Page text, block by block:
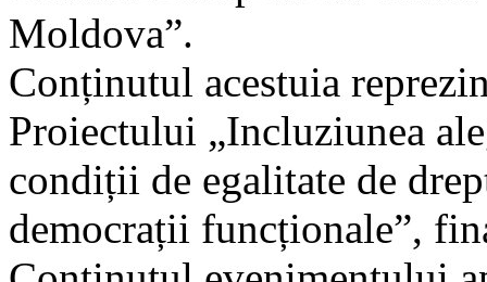
Moldova”.
Conținutul acestuia
Proiectului „Incluziunea
condiții de egalitate de
democrații funcționale”,